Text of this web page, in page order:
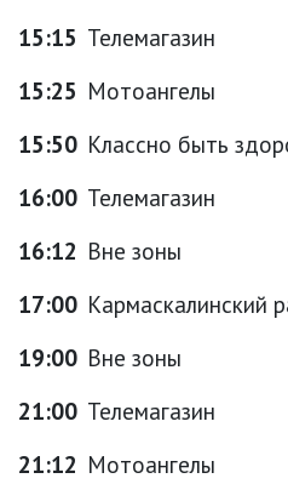
15:15 Телемагазин
15:25 Мотоангелы
15:50 Классно быть
16:00 Телемагазин
16:12 Вне зоны
17:00 Кармаскалинский
19:00 Вне зоны
21:00 Телемагазин
21:12 Мотоангелы